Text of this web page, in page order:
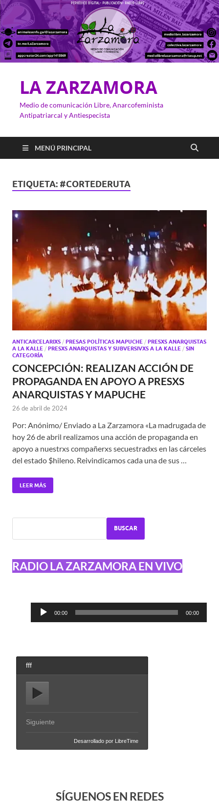
LA ZARZAMORA
Medio de comunicación Libre, Anarcofeminista
Antipatriarcal y Antiespecista
MENÚ PRINCIPAL
ETIQUETA: #CORTEDERUTA
ANTICARCELARIXS / PRESAS POLÍTICAS MAPUCHE / PRESXS ANARQUISTAS
A LA KALLE / PRESXS ANARQUISTAS Y SUBVERSIVXS A LA KALLE / SIN
CATEGORÍA
CONCEPCIÓN: REALIZAN ACCIÓN DE
PROPAGANDA EN APOYO A PRESXS
ANARQUISTAS Y MAPUCHE
26 de abril de 2024
Por: Anónimo/ Enviado a La Zarzamora «La madrugada de
hoy 26 de abril realizamos una acción de propaganda en
apoyo a nuestrxs compañerxs secuestradxs en las cárceles
del estado $hileno. Reivindicamos cada una de sus …
LEER MÁS
BUSCAR
RADIO LA ZARZAMORA EN VIVO
Reproductor
00:00 00:00
SÍGUENOS EN REDES